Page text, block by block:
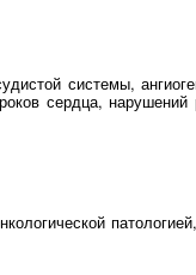
системы,
сердца,